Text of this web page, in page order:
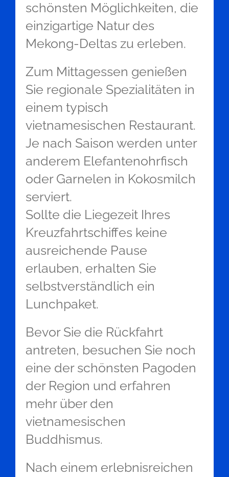
schönsten Möglichkeiten, die
einzigartige Natur des
Mekong-Deltas zu erleben.
Zum Mittagessen genießen
Sie regionale Spezialitäten in
einem typisch
vietnamesischen Restaurant.
Je nach Saison werden unter
anderem Elefantenohrfisch
oder Garnelen in Kokosmilch
serviert.
Sollte die Liegezeit Ihres
Kreuzfahrtschiffes keine
ausreichende Pause
erlauben, erhalten Sie
selbstverständlich ein
Lunchpaket.
Bevor Sie die Rückfahrt
antreten, besuchen Sie noch
eine der schönsten Pagoden
der Region und erfahren
mehr über den
vietnamesischen
Buddhismus.
Nach einem erlebnisreichen